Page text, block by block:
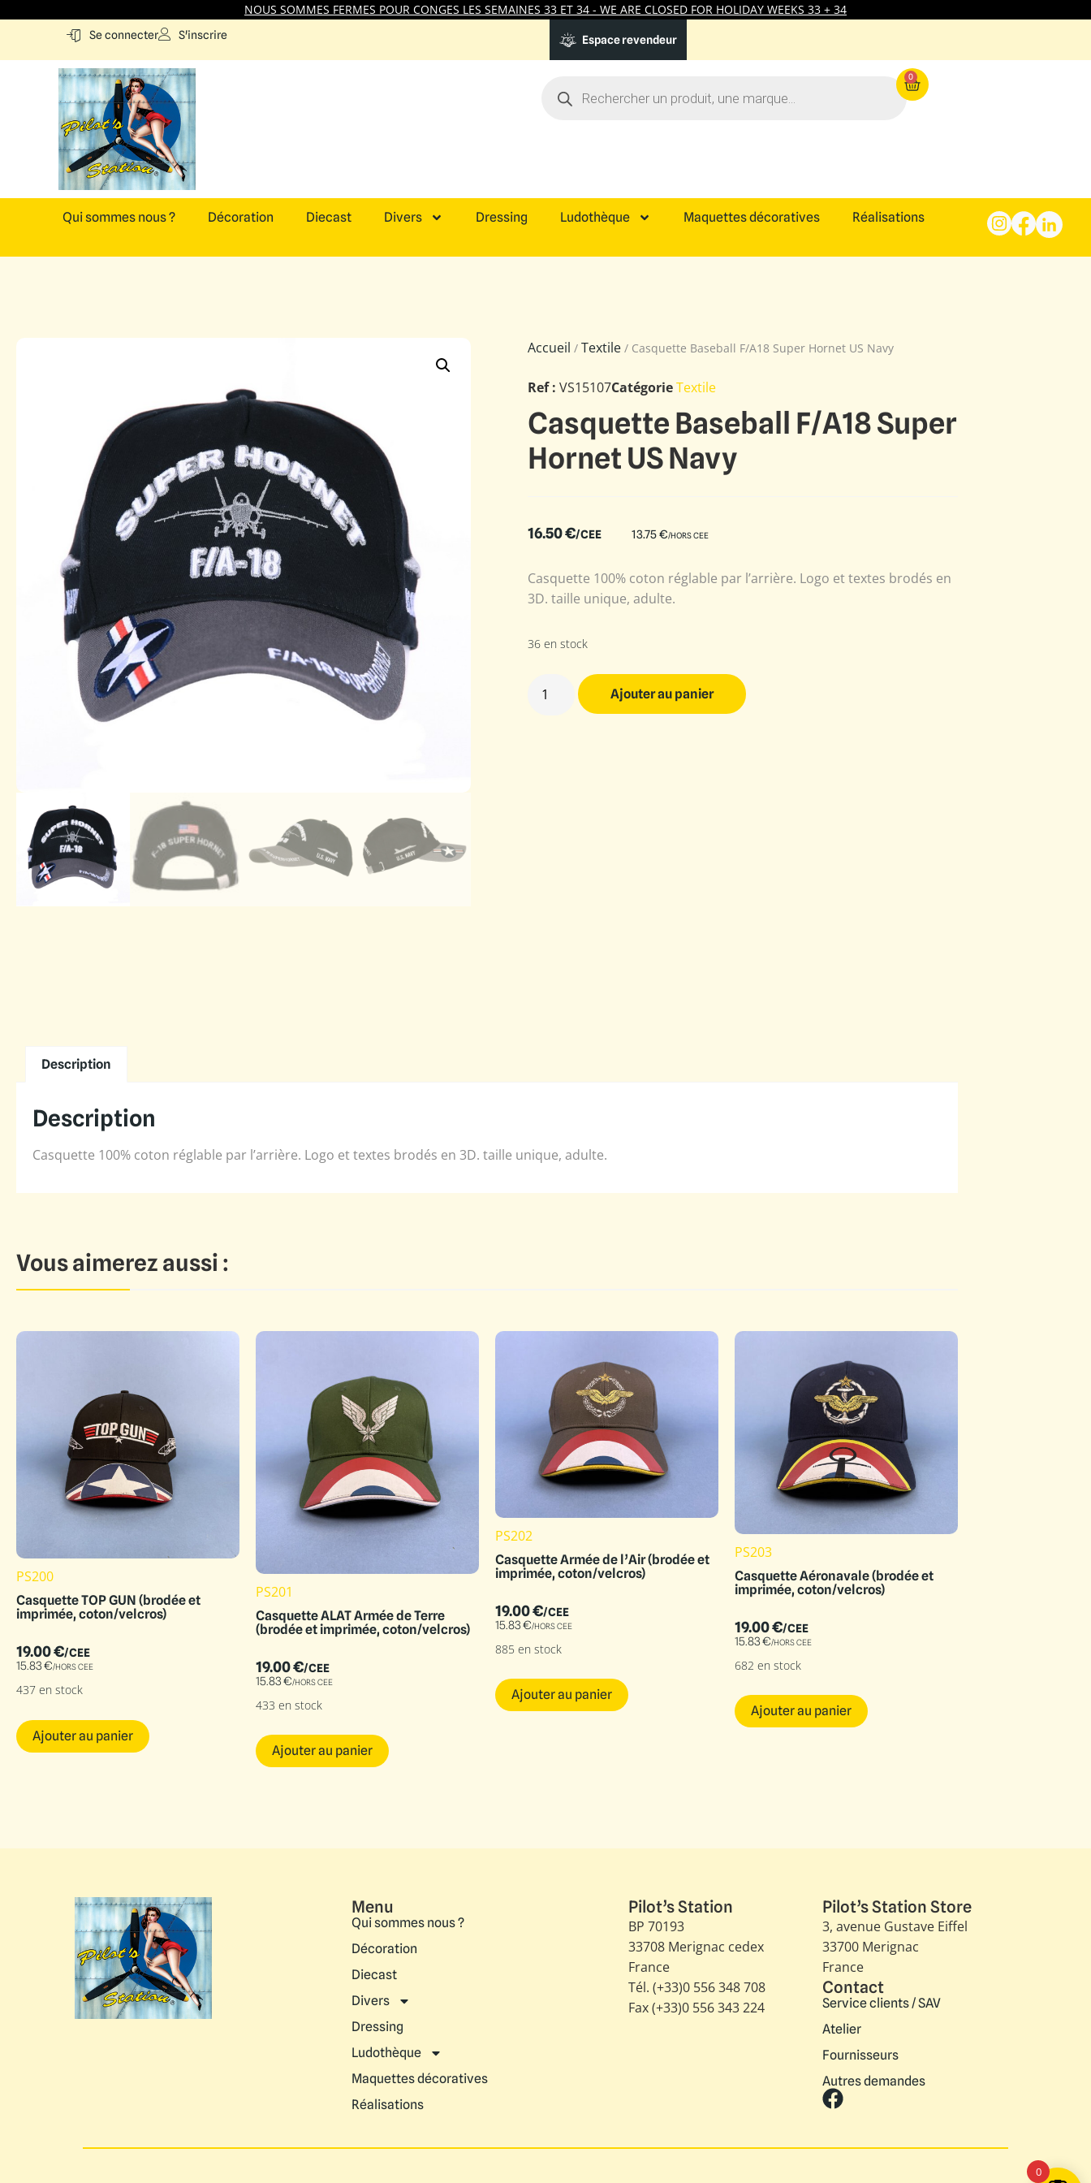
NOUS SOMMES FERMES POUR CONGES LES SEMAINES 33 ET 34 - WE ARE CLOSED FOR HOLIDAY WEEKS 33 + 34
Se connecter S'inscrire Espace revendeur
0
Qui sommes nous ? Décoration Diecast Divers Dressing Ludothèque Maquettes décoratives Réalisations
Accueil / Textile / Casquette Baseball F/A18 Super Hornet US Navy
Ref : VS15107CatégorieTextile
Casquette Baseball F/A18 Super
Hornet US Navy
16.50€/CEE 13.75€/HORS CEE
Casquette 100% coton réglable par l’arrière. Logo et textes brodés en
3D. taille unique, adulte.
36 en stock
Ajouter au panier
Description
Description
Casquette 100% coton réglable par l’arrière. Logo et textes brodés en 3D. taille unique, adulte.
Vous aimerez aussi :
PS200
Casquette TOP GUN (brodée et
imprimée, coton/velcros)
19.00€/CEE
15.83€/HORS CEE
437 en stock
Ajouter au panier
PS201
Casquette ALAT Armée de Terre
(brodée et imprimée, coton/velcros)
19.00€/CEE
15.83€/HORS CEE
433 en stock
Ajouter au panier
PS202
Casquette Armée de l’Air (brodée et
imprimée, coton/velcros)
19.00€/CEE
15.83€/HORS CEE
885 en stock
Ajouter au panier
PS203
Casquette Aéronavale (brodée et
imprimée, coton/velcros)
19.00€/CEE
15.83€/HORS CEE
682 en stock
Ajouter au panier
Menu
Qui sommes nous ?
Décoration
Diecast
Divers
Dressing
Ludothèque
Maquettes décoratives
Réalisations
Pilot’s Station
BP 70193
33708 Merignac cedex
France
Tél. (+33)0 556 348 708
Fax (+33)0 556 343 224
Pilot’s Station Store
3, avenue Gustave Eiffel​
33700 Merignac
France
Contact
Service clients / SAV
Atelier
Fournisseurs
Autres demandes
0